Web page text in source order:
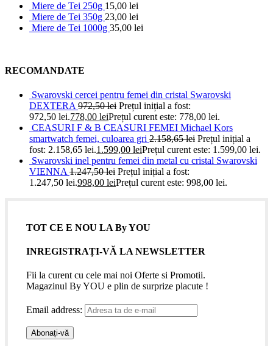
Miere de Tei 250g 15,00 lei
Miere de Tei 350g 23,00 lei
Miere de Tei 1000g 35,00 lei
RECOMANDATE
Swarovski cercei pentru femei din cristal Swarovski
DEXTERA 972,50lei Prețul inițial a fost:
972,50 lei.778,00 leiPrețul curent este: 778,00 lei.
CEASURI F & B CEASURI FEMEI Michael Kors
smartwatch femei, culoarea gri 2.158,65lei Prețul inițial a
fost: 2.158,65 lei.1.599,00 leiPrețul curent este: 1.599,00 lei.
Swarovski inel pentru femei din metal cu cristal Swarovski
VIENNA 1.247,50lei Prețul inițial a fost:
1.247,50 lei.998,00 leiPrețul curent este: 998,00 lei.
TOT CE E NOU LA By YOU
INREGISTRAȚI-VĂ LA NEWSLETTER
Fii la curent cu cele mai noi Oferte si Promotii.
Magazinul By YOU e plin de surprize placute !
Email address: